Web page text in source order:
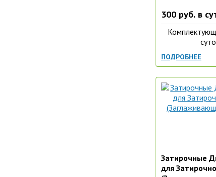
300 руб. в
ПОДРОБНЕЕ
Затирочные
для